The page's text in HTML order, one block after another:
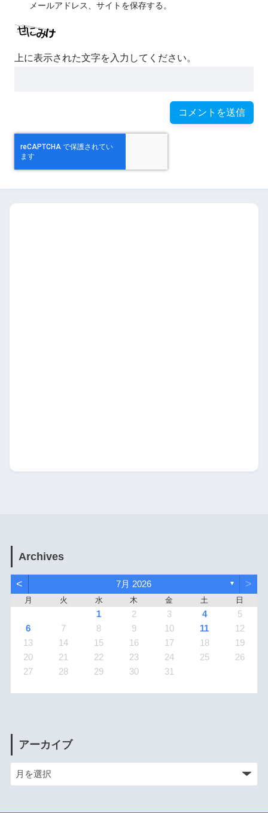
メールアドレス、サイトを保存する。
上に表示された文字を入力してください。
Archives
< 7月 2026 ▼ >
月 火 水 木 金 土 日
1 2 3 4
5
6
7 8 9 10 11
12
13
14 15 16 17 18
19
20
21 22 23 24 25
26
27
28 29 30 31
アーカイブ